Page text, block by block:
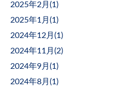
2025年2月(1 )
2025年1月(1 )
2024年12月(1 )
2024年11月(2)
2024年9月(1 )
2024年8月(1 )